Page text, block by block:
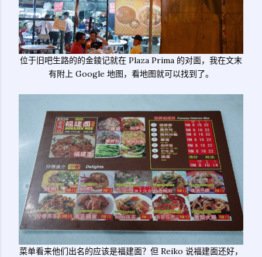
位于旧吧生路的的金錂记就在 Plaza Prima 的对面，我在文末
有附上 Google 地图，看地图就可以找到了。
菜单看来他们出名的应该是福建面？但 Reiko 说福建面还好，